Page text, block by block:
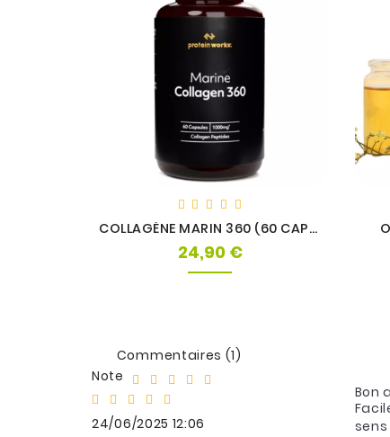
COLLAGÈNE MARIN 360 (60 CAPS) - PROTEIN WORKS
24,90 €Prix
Commentaires (1)
Note
24/06/2025 12:06
Bon